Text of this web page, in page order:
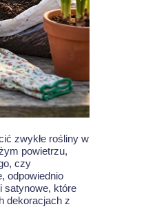
zwykłe rośliny w
powietrzu,
czy
odpowiednio
satynowe, które
dekoracjach z